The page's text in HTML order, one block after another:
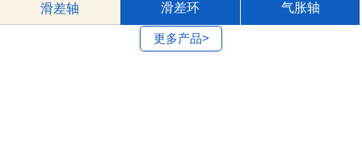
滑差轴 滑差环 气胀轴
更多产品>